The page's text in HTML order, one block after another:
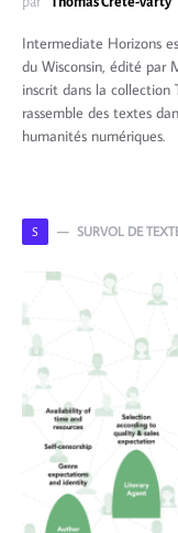
Intermediate Horizons
du Wisconsin, édité par
inscrit dans la
rassemble des textes
humanités numériques.
S SURVOL DE